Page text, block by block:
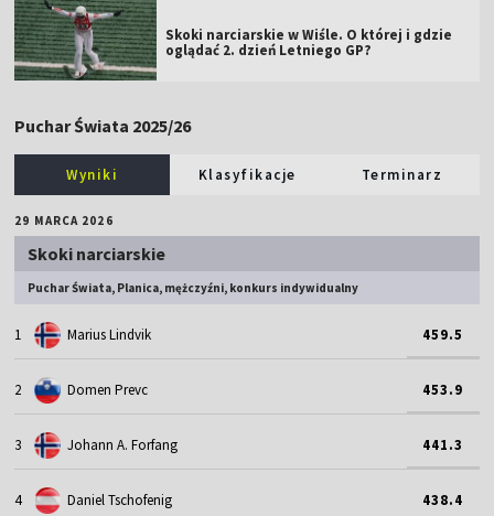
Skoki narciarskie w Wiśle. O której i gdzie
oglądać 2. dzień Letniego GP?
Puchar Świata 2025/26
Wyniki Klasyfikacje Terminarz
29 MARCA 2026
Skoki narciarskie
Puchar Świata, Planica, mężczyźni, konkurs indywidualny
1 Marius Lindvik 459.5
2 Domen Prevc 453.9
3 Johann A. Forfang 441.3
4 Daniel Tschofenig 438.4